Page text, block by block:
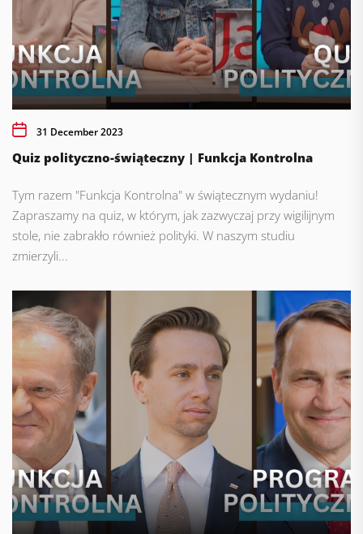
31 December 2023
Quiz polityczno-świąteczny | Funkcja Kontrolna
Tym razem "Funkcja Kontrolna" w świątecznym wydaniu!
Zapraszamy na quiz, w którym, jak zazwyczaj przy wigilijnym
stole, nie zabrakło również polityki. W naszym studiu
zmierzyli...